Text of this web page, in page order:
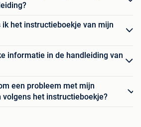
het instructieboekje van mijn
informatie in de handleiding van
een probleem met mijn
volgens het instructieboekje?